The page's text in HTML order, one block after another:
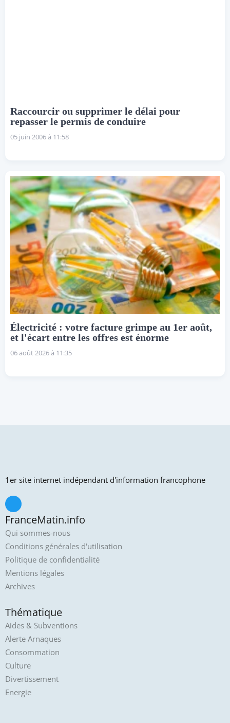
Raccourcir ou supprimer le délai pour
repasser le permis de conduire
05 juin 2006 à 11:58
Électricité : votre facture grimpe au 1er août,
et l'écart entre les offres est énorme
06 août 2026 à 11:35
1er site internet indépendant d'information francophone
FranceMatin.info
Qui sommes-nous
Conditions générales d'utilisation
Politique de confidentialité
Mentions légales
Archives
Thématique
Aides & Subventions
Alerte Arnaques
Consommation
Culture
Divertissement
Energie